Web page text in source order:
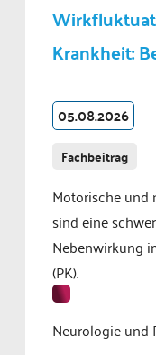
Krankheit:
05.08.2026
Fachbeitrag
Motorische
sind eine
Nebenwirkung
(PK).
Neurologie und